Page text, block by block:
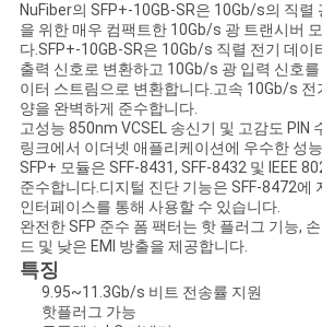
용
문
을
요
구
하
세
NuFiber의 SFP+-10GB-SR은 10Gb/s의 직렬
을 위한 매우 컴팩트한 10Gb/s 광 트랜시버
다.SFP+-10GB-SR은 10Gb/s 직렬 전기 데
출력 신호로 변환하고 10Gb/s 광 입력 신호
이터 스트림으로 변환합니다.고속 10Gb/s 전
양을 완벽하게 준수합니다.
고성능 850nm VCSEL 송신기 및 고감도 PIN
링크에서 이더넷 애플리케이션에 우수한 성
SFP+ 모듈은 SFF-8431, SFF-8432 및 IEEE
준수합니다.디지털 진단 기능은 SFF-8472에
인터페이스를 통해 사용할 수 있습니다.
완전한 SFP 준수 폼 팩터는 핫 플러그 ​​기능,
드 및 낮은 EMI 방출을 제공합니다.
특징
9.95~11.3Gb/s 비트 전송률 지원
핫플러그 가능